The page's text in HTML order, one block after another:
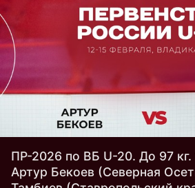
ПР-2026 по ВБ U-20. До 97 кг.
Артур Бекоев (Северная